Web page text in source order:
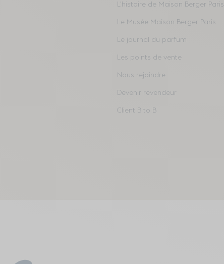
L'histoire de Maison Berger Paris
Le Musée Maison Berger Paris
Le journal du parfum
Les points de vente
Nous rejoindre
Devenir revendeur
Client B to B